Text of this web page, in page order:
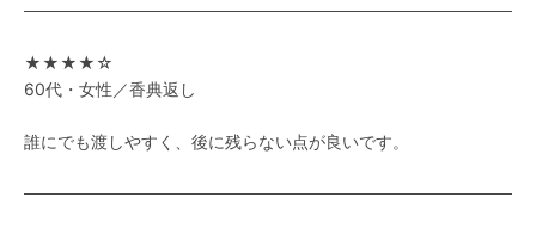
★★★★☆
60代・女性／香典返し
誰にでも渡しやすく、後に残らない点が良いです。